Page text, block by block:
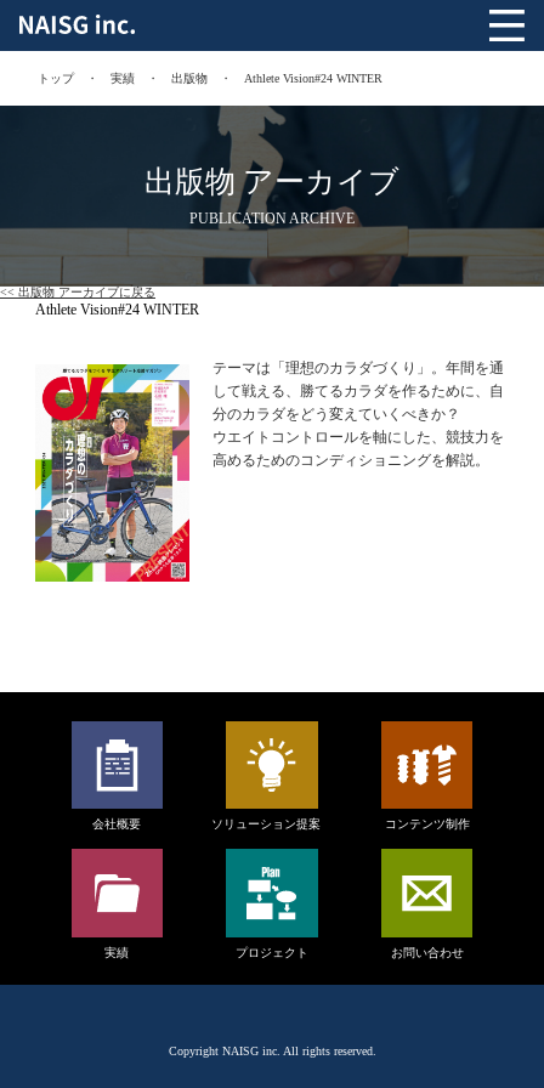
トップ 実績 出版物 Athlete Vision#24 WINTER
出版物 アーカイブ
PUBLICATION ARCHIVE
<< 出版物 アーカイブに戻る
Athlete Vision#24 WINTER
テーマは「理想のカラダづくり」。年間を通
して戦える、勝てるカラダを作るために、自
分のカラダをどう変えていくべきか？
ウエイトコントロールを軸にした、競技力を
高めるためのコンディショニングを解説。
会社概要 ソリューション提案 コンテンツ制作
実績 プロジェクト お問い合わせ
Copyright NAISG inc. All rights reserved.